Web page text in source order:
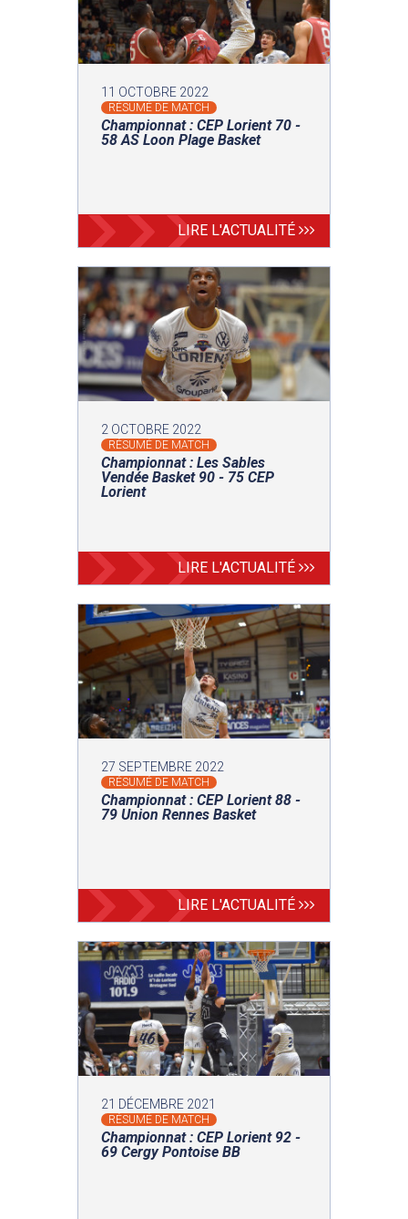
11 OCTOBRE 2022
RÉSUMÉ DE MATCH
Championnat : CEP Lorient 70 -
58 AS Loon Plage Basket
LIRE L'ACTUALITÉ
2 OCTOBRE 2022
RÉSUMÉ DE MATCH
Championnat : Les Sables
Vendée Basket 90 - 75 CEP
Lorient
LIRE L'ACTUALITÉ
27 SEPTEMBRE 2022
RÉSUMÉ DE MATCH
Championnat : CEP Lorient 88 -
79 Union Rennes Basket
LIRE L'ACTUALITÉ
21 DÉCEMBRE 2021
RÉSUMÉ DE MATCH
Championnat : CEP Lorient 92 -
69 Cergy Pontoise BB